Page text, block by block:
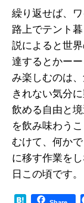
繰り返せば、
路上でテント
説によると世
達するとかー
み楽しむのは
きれない気分
飲める自由と
を飲み味わう
むけて、何か
に移す作業を
日この頃です。